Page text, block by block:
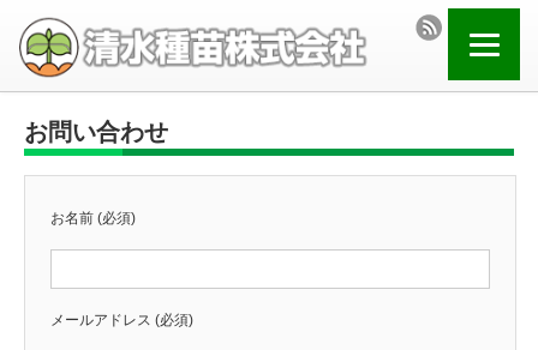
お問い合わせ
お名前 (必須)
メールアドレス (必須)